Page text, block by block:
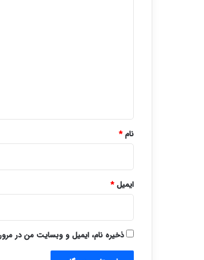
نام*
ایمیل*
ذخیره نام، ایمیل و وبسایت من در